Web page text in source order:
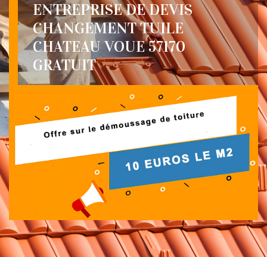
ENTREPRISE DE DEVIS
CHANGEMENT TUILE
CHATEAU VOUE 57170
GRATUIT